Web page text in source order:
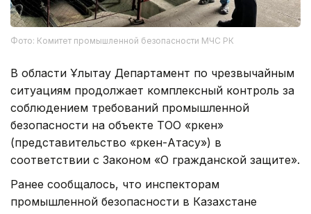
Фото: Комитет промышленной безопасности МЧС РК
В области Ұлытау Департамент по чрезвычайным
ситуациям продолжает комплексный контроль за
соблюдением требований промышленной
безопасности на объекте ТОО «Өркен»
(представительство «Өркен-Атасу») в
соответствии с Законом «О гражданской защите».
Ранее сообщалось, что инспекторам
промышленной безопасности в Казахстане